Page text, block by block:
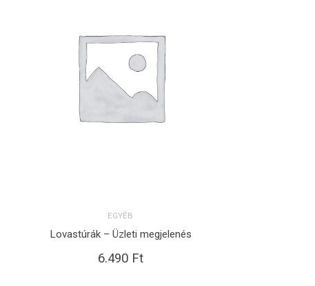
KOSÁRBA TESZEM
EGYÉB
Lovastúrák – Üzleti megjelenés
6.490 Ft